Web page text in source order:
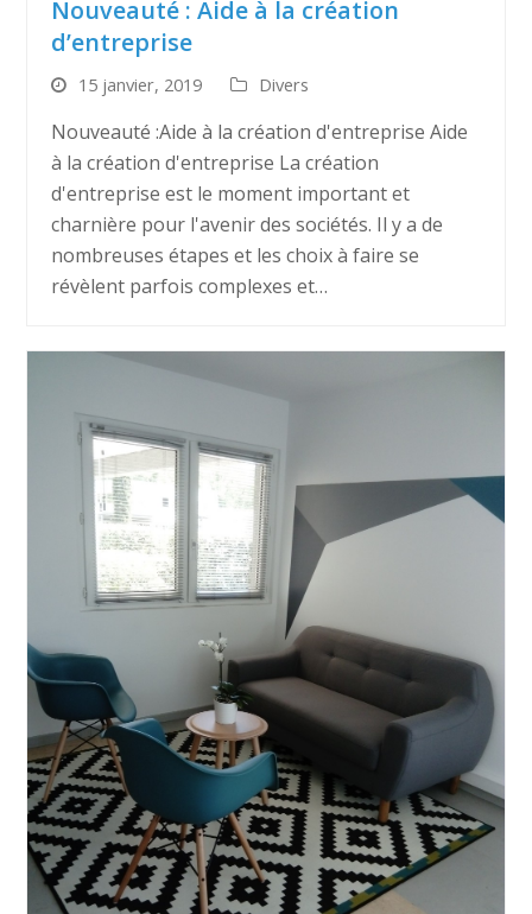
Nouveauté : Aide à la création
d’entreprise
15 janvier, 2019 Divers
Nouveauté :Aide à la création d'entreprise Aide
à la création d'entreprise La création
d'entreprise est le moment important et
charnière pour l'avenir des sociétés. Il y a de
nombreuses étapes et les choix à faire se
révèlent parfois complexes et…